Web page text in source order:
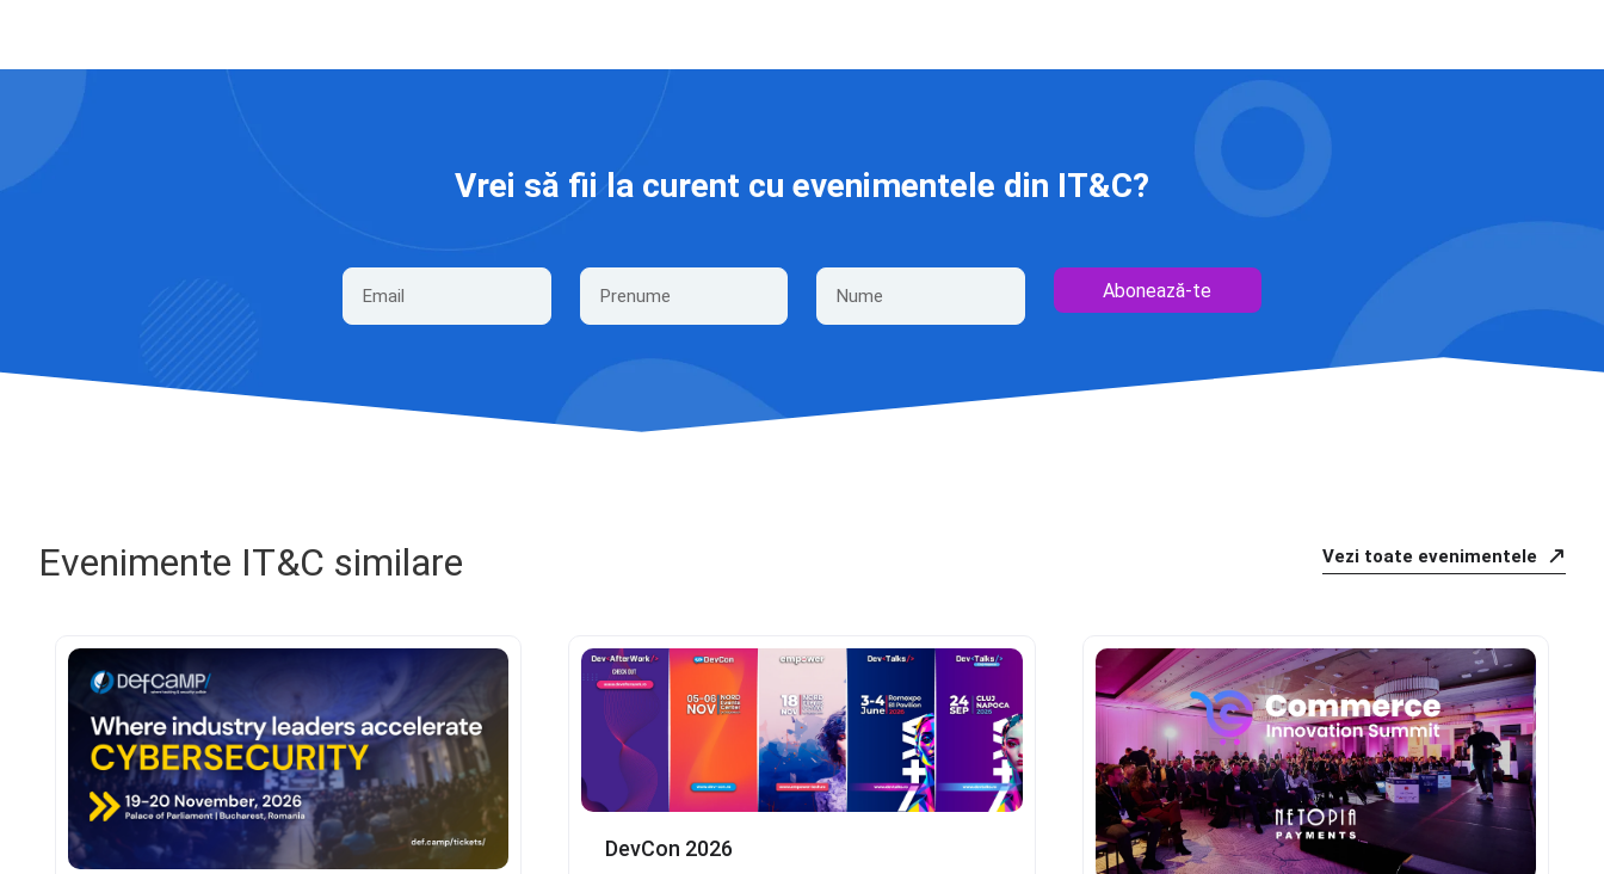
Vrei să fii la curent cu evenimentele din IT&C?
Abonează-te
Evenimente IT&C similare Vezi toate evenimentele
DevCon 2026